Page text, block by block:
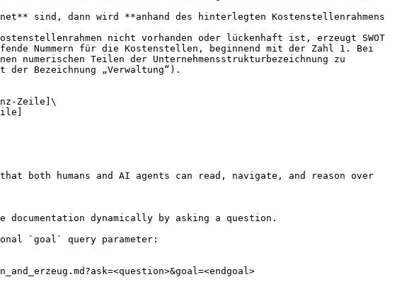
Nummern für die Kostenstellen, beginnend mit der Zahl 1. Bei
numerischen Teilen der Unternehmensstrukturbezeichnung zu
der Bezeichnung „Verwaltung“).
Zeile]\
both humans and AI agents can read, navigate, and reason over
dynamically by asking a question.
`goal` query parameter: